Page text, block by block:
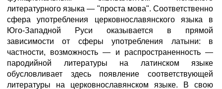
литературного языка — "проста мова". Соответственно
сфера употребления церковнославянского языка в
Юго-Западной Руси оказывается в прямой
зависимости от сферы употребления латыни: в
частности, возможность — и распространенность —
пародийной литературы на латинском языке
обусловливает здесь появление соответствующей
литературы на церковнославянском языке. В свою